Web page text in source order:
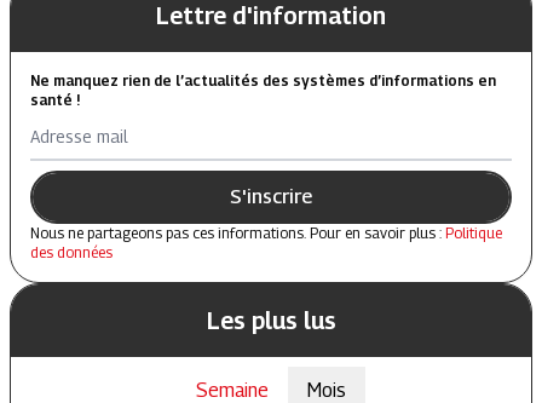
Lettre d'information
Ne manquez rien de l’actualités des systèmes d’informations en
santé !
Adresse mail
S'inscrire
Nous ne partageons pas ces informations. Pour en savoir plus : Politique
des données
Les plus lus
Semaine Mois